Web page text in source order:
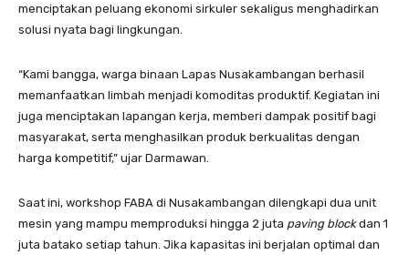
menciptakan peluang ekonomi sirkuler sekaligus menghadirkan
solusi nyata bagi lingkungan.
“Kami bangga, warga binaan Lapas Nusakambangan berhasil
memanfaatkan limbah menjadi komoditas produktif. Kegiatan ini
juga menciptakan lapangan kerja, memberi dampak positif bagi
masyarakat, serta menghasilkan produk berkualitas dengan
harga kompetitif,” ujar Darmawan.
Saat ini, workshop FABA di Nusakambangan dilengkapi dua unit
mesin yang mampu memproduksi hingga 2 juta paving blockdan 1
juta batako setiap tahun. Jika kapasitas ini berjalan optimal dan